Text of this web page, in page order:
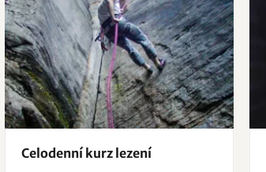
Celodenní kurz lezení